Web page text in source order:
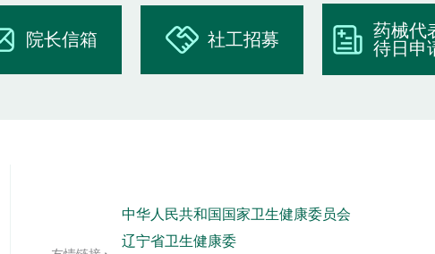
院长信箱 社工招募
药械代
待日申
中华人民共和国国家卫生健康委员会
辽宁省卫生健康委